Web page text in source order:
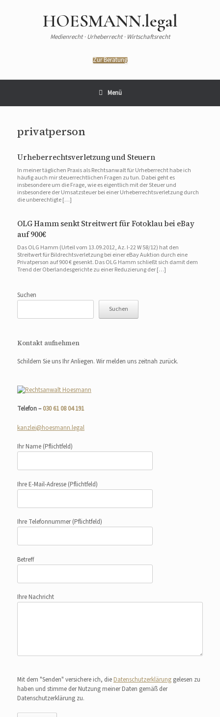
HOESMANN.legal
Medienrecht · Urheberrecht · Wirtschaftsrecht
Zur Beratung
Menü
privatperson
Urheberrechtsverletzung und Steuern
In meiner täglichen Praxis als Rechtsanwalt für Urheberrecht habe ich
häufig auch mir steuerrechtlichen Fragen zu tun. Dabei geht es
insbesondere um die Frage, wie es eigentlich mit der Steuer und
insbesondere der Umsatzsteuer bei einer Urheberrechtsverletzung durch
die unberechtigte […]
OLG Hamm senkt Streitwert für Fotoklau bei eBay
auf 900€
Das OLG Hamm (Urteil vom 13.09.2012, Az. I-22 W 58/12) hat den
Streitwert für Bildrechtsverletzung bei einer eBay Auktion durch eine
Privatperson auf 900 € gesenkt. Das OLG Hamm schließt sich damit dem
Trend der Oberlandesgerichte zu einer Reduzierung der […]
Suchen
Suchen
Kontakt aufnehmen
Schildern Sie uns Ihr Anliegen. Wir melden uns zeitnah zurück.
Telefon –030 61 08 04 191
kanzlei@hoesmann.legal
Ihr Name (Pflichtfeld)
Ihre E-Mail-Adresse (Pflichtfeld)
Ihre Telefonnummer(Pflichtfeld)
Betreff
Ihre Nachricht
Mit dem "Senden" versichere ich, die Datenschutzerklärung gelesen zu
haben und stimme der Nutzung meiner Daten gemäß der
Datenschutzerklärung zu.